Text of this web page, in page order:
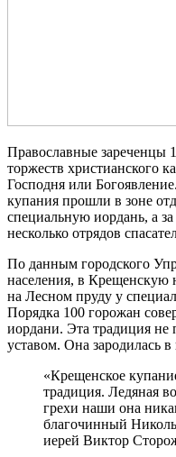
Православные зареченцы
торжеств христианского
Господня или
купания прошли в зоне
специальную иордань, а
несколько отрядов
По данным городского
населения, в Крещенскую
на Лесном пруду у
Порядка 100 горожан
иордани. Эта традиция не
уставом. Она зародилась в
«Крещенское
традиция. Ледяная
грехи наши она
благочинный
иерей Виктор